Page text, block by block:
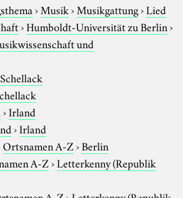
›Musik›Musikgattung›Lied
›Humboldt-Universität zu Berlin›
und
Schellack
›Irland
›Irland
Ortsnamen A-Z›Berlin
A-Z›Letterkenny (Republik